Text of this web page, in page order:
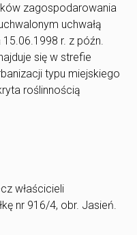
zagospodarowania
uchwałą
r. z późn.
się w strefie
typu miejskiego
roślinnością
właścicieli
nr 916/4, obr. Jasień.